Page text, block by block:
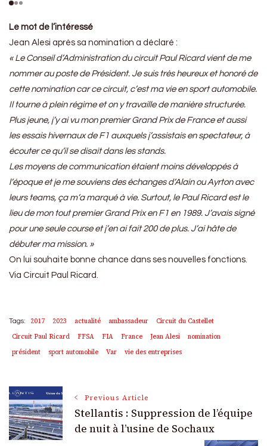
Le mot de l’intéressé
Jean Alesi après sa nomination a déclaré :
« Le Conseil d’Administration du circuit Paul Ricard vient de me
nommer au poste de Président. Je suis très heureux et honoré de
cette nomination car ce circuit, c’est ma vie en sport automobile.
Il tourne à plein régime et on y travaille de manière structurée.
Plus jeune, j’y ai vu mon premier Grand Prix de France et aussi
les essais hivernaux de F1 auxquels j’assistais en spectateur, à
écouter ce qu’il se disait dans les stands.
Les moyens de communication étaient moins développés à
l’époque et je me souviens des échanges d’Alain ou Ayrton avec
leurs teams, ça m’a marqué à vie. Surtout, le Paul Ricard est le
lieu de mon tout premier Grand Prix en F1 en 1989. J’avais signé
pour une seule course et j’en ai fait 200 de plus. J’ai hâte de
débuter ma mission. »
On lui souhaite bonne chance dans ses nouvelles fonctions.
Via Circuit Paul Ricard.
Tags: 2017 2023 actualité ambassadeur
Circuit du Castellet
Circuit Paul Ricard
FFSA FIA France Jean Alesi
nomination
président
sport automobile Var vie des entreprises
Post
Navigation
Previous Article
Stellantis : Suppression de l’équipe
de nuit à l’usine de Sochaux